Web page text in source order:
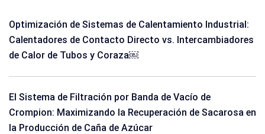
Optimización de Sistemas de Calentamiento Industrial:
Calentadores de Contacto Directo vs. Intercambiadores
de Calor de Tubos y Coraza￼
El Sistema de Filtración por Banda de Vacío de
Crompion: Maximizando la Recuperación de Sacarosa en
la Producción de Caña de Azúcar